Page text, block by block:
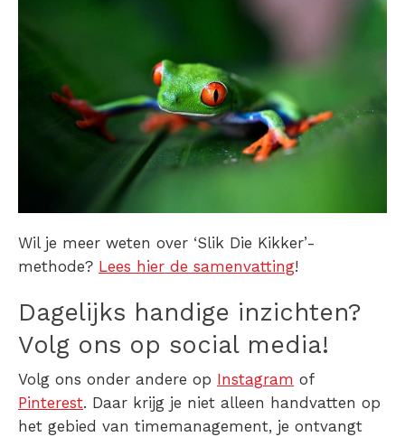
Wil je meer weten over ‘Slik Die Kikker’-
methode? Lees hier de samenvatting!
Dagelijks handige inzichten?
Volg ons op social media!
Volg ons onder andere op Instagram of
Pinterest. Daar krijg je niet alleen handvatten op
het gebied van timemanagement, je ontvangt